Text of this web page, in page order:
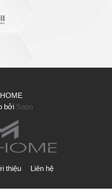
bởi Sapo
thiệu Liên hệ